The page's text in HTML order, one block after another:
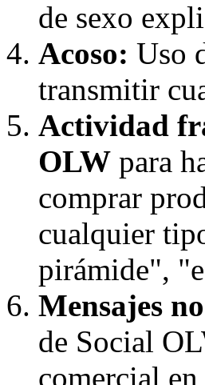
de sexo
Acoso: Uso
transmitir
Actividad
OLW para
comprar
cualquier
pirámide",
Mensajes
de Social
comercial en